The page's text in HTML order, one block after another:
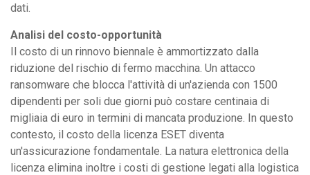
dati.
Analisi del costo-opportunità
Il costo di un rinnovo biennale è ammortizzato dalla
riduzione del rischio di fermo macchina. Un attacco
ransomware che blocca l'attività di un'azienda con 1500
dipendenti per soli due giorni può costare centinaia di
migliaia di euro in termini di mancata produzione. In questo
contesto, il costo della licenza ESET diventa
un'assicurazione fondamentale. La natura elettronica della
licenza elimina inoltre i costi di gestione legati alla logistica